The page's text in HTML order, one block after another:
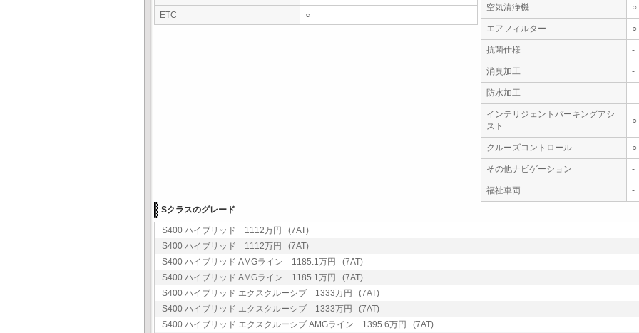
ETC ○
空気清浄機 ○
エアフィルター ○
抗菌仕様 -
消臭加工 -
防水加工 -
インテリジェントパーキングアシ
スト
○
クルーズコントロール ○
その他ナビゲーション -
福祉車両
-
Sクラスのグレード
S400 ハイブリッド 1112万円 (7AT)
S400 ハイブリッド 1112万円 (7AT)
S400 ハイブリッド AMGライン 1185.1万円 (7AT)
S400 ハイブリッド AMGライン 1185.1万円 (7AT)
S400 ハイブリッド エクスクルーシブ 1333万円 (7AT)
S400 ハイブリッド エクスクルーシブ 1333万円 (7AT)
S400 ハイブリッド エクスクルーシブ AMGライン 1395.6万円 (7AT)